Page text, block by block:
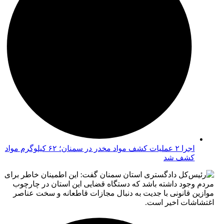
اجرا ۲ عملیات کشف مواد مخدر در سمنان؛ ۶۲ کیلوگرم مواد
کشف شد